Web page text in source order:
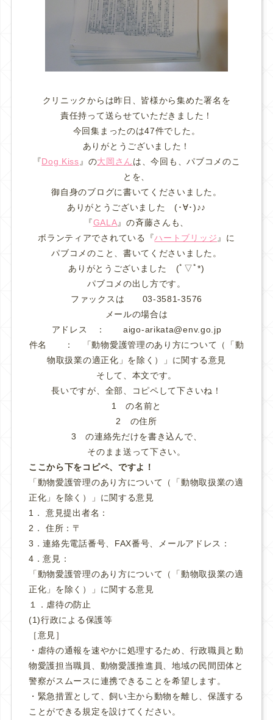
クリニックからは昨日、皆様から集めた署名を
責任持って送らせていただきました！
今回集まったのは47件でした。
ありがとうございました！
『Dog Kiss 』の大岡さんは、今回も、パブコメのこ
とを、
御自身のブログに書いてくださいました。
ありがとうございました (･∀･)♪♪
『GALA』の斉藤さんも、
ボランティアでされている『ハートブリッジ 』に
パブコメのこと、書いてくださいました。
ありがとうございました (ﾟ▽ﾟ*)
パブコメの出し方です。
ファックスは 03-3581-3576
メールの場合は
アドレス ： aigo-arikata@env.go.jp
件名 ： 「動物愛護管理のあり方について（「動
物取扱業の適正化」を除く）」に関する意見
そして、本文です。
長いですが、全部、コピペして下さいね！
1 の名前と
2 の住所
3 の連絡先だけを書き込んで、
そのまま送って下さい。
ここから下をコピペ、ですよ！
「動物愛護管理のあり方について（「動物取扱業の適
正化」を除く）」に関する意見
1． 意見提出者名：
2． 住所：〒
3．連絡先電話番号、FAX番号、メールアドレス：
4．意見：
「動物愛護管理のあり方について（「動物取扱業の適
正化」を除く）」に関する意見
１．虐待の防止
(1)行政による保護等
［意見］
・虐待の通報を速やかに処理するため、行政職員と動
物愛護担当職員、動物愛護推進員、地域の民間団体と
警察がスムースに連携できることを希望します。
・緊急措置として、飼い主から動物を離し、保護する
ことができる規定を設けてください。